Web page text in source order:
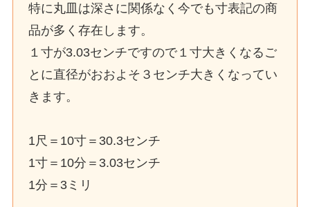
特に丸皿は深さに関係なく今でも寸表記の商
品が多く存在します。
１寸が3.03センチですので１寸大きくなるご
とに直径がおおよそ３センチ大きくなってい
きます。
1尺＝10寸＝30.3センチ
1寸＝10分＝3.03センチ
1分＝3ミリ